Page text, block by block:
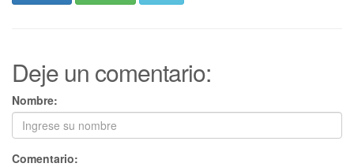
Deje un comentario:
Nombre:
Comentario: